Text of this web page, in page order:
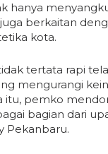
hanya
berkaitan
kota.
tertata rapi
mengurangi
itu, pemko
bagian dari
Pekanbaru.